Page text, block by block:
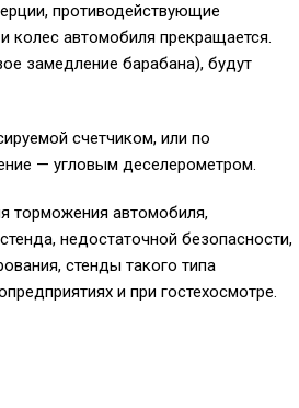
противодействующие
колес автомобиля прекращается.
замедление барабана), будут
счетчиком, или по
— угловым деселерометром.
торможения автомобиля,
недостаточной безопасности,
стенды такого типа
и при гостехосмотре.